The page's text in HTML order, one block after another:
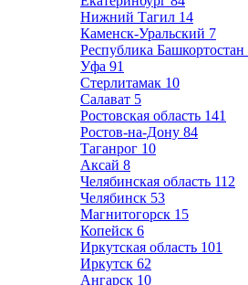
Нижний Тагил 14
Каменск-Уральский 7
Республика Башкортостан
Уфа 91
Стерлитамак 10
Салават 5
Ростовская область 141
Ростов-на-Дону 84
Таганрог 10
Аксай 8
Челябинская область 112
Челябинск 53
Магнитогорск 15
Копейск 6
Иркутская область 101
Иркутск 62
Ангарск 10